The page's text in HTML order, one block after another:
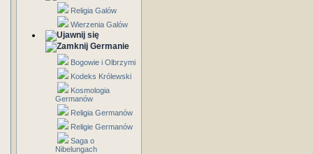
Religia Galów
Wierzenia Galów
Germanie
Bogowie i Olbrzymi
Kodeks Królewski
Kosmologia
Germanów
Religia Germanów
Religie Germanów
Saga o
Nibelungach